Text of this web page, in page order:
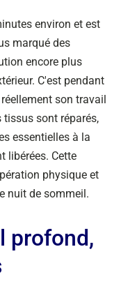
environ et est
marqué des
encore plus
C'est pendant
son travail
tissus sont réparés,
essentielles à la
libérées. Cette
physique et
nuit de sommeil.
profond,